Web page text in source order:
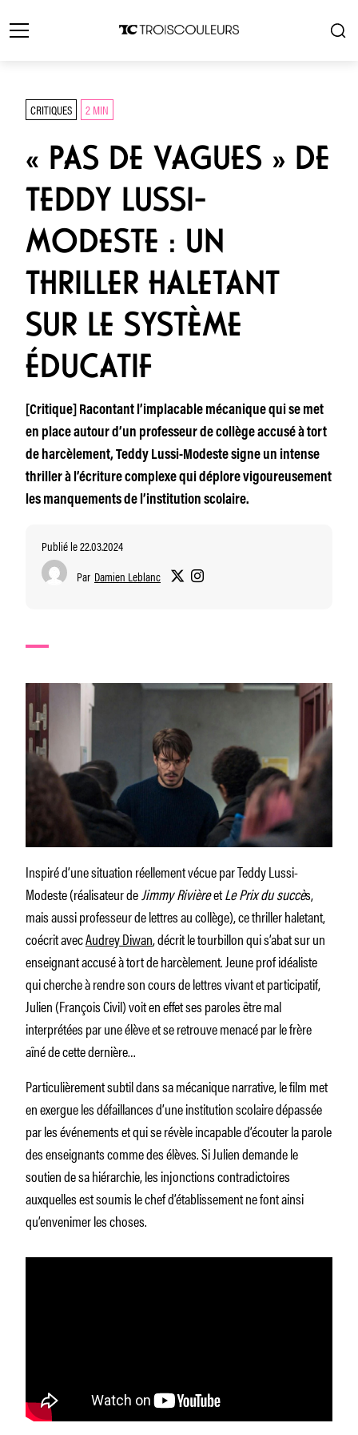
CRITIQUES 2 MIN
« PAS DE VAGUES » DE
TEDDY LUSSI-
MODESTE : UN
THRILLER HALETANT
SUR LE SYSTÈME
ÉDUCATIF
[Critique] Racontant l’implacable mécanique qui se met
en place autour d’un professeur de collège accusé à tort
de harcèlement, Teddy Lussi-Modeste signe un intense
thriller à l’écriture complexe qui déplore vigoureusement
les manquements de l’institution scolaire.
Publié le 22.03.2024
Par Damien Leblanc
Inspiré d’une situation réellement vécue par Teddy Lussi-
Modeste (réalisateur deJimmy RivièreetLe Prix du succès,
mais aussi professeur de lettres au collège), ce thriller haletant,
coécrit avecAudrey Diwan, décrit le tourbillon qui s’abat sur un
enseignant accusé à tort de harcèlement. Jeune prof idéaliste
qui cherche à rendre son cours de lettres vivant et participatif,
Julien (François Civil) voit en effet ses paroles être mal
interprétées par une élève et se retrouve menacé par le frère
aîné de cette dernière…
Particulièrement subtil dans sa mécanique narrative, le film met
en exergue les défaillances d’une institution scolaire dépassée
par les événements et qui se révèle incapable d’écouter la parole
des enseignants comme des élèves. Si Julien demande le
soutien de sa hiérarchie, les injonctions contradictoires
auxquelles est soumis le chef d’établissement ne font ainsi
qu’envenimer les choses.